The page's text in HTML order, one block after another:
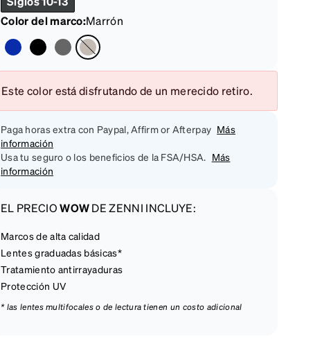
Color del marco:Marrón
Este color está disfrutando de un merecido retiro.
Paga horas extra con Paypal, Affirm or Afterpay Más
información
Usa tu seguro o los beneficios de la FSA/HSA. Más
información
EL PRECIOWOWDE ZENNI INCLUYE:
Marcos de alta calidad
Lentes graduadas básicas*
Tratamiento antirrayaduras
Protección UV
* las lentes multifocales o de lectura tienen un costo adicional